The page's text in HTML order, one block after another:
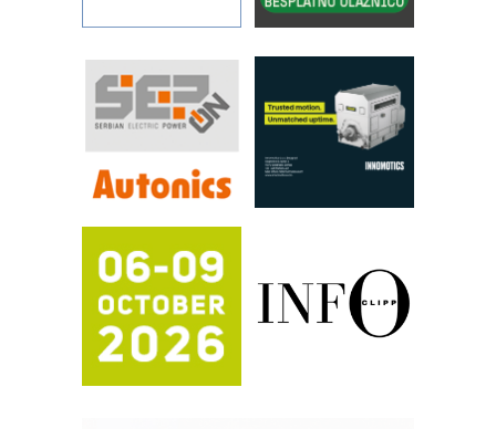
FANUC: Najbolje za vašu pametnu
automatizaciju
Efikasno upravljanje energijom
Automatizacija pakovanja · Display
(Shelf-Ready) omotnice
Proizvodnja iC7 Hybrid 1500 VDC
mrežnog pretvarača sa tečnim
hlađenjem
Trajna oznaka kao dugoročna korist
Bezbednost na prvom mestu!
IB BLUMENAUER - više od 40 godina
poverenja u industriji
COMBYPACK